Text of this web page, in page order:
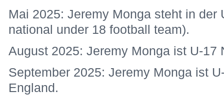
Mai 2025: Jeremy Monga steht in der
national under 18 football team).
August 2025: Jeremy Monga ist U-
September 2025: Jeremy Monga ist
England.